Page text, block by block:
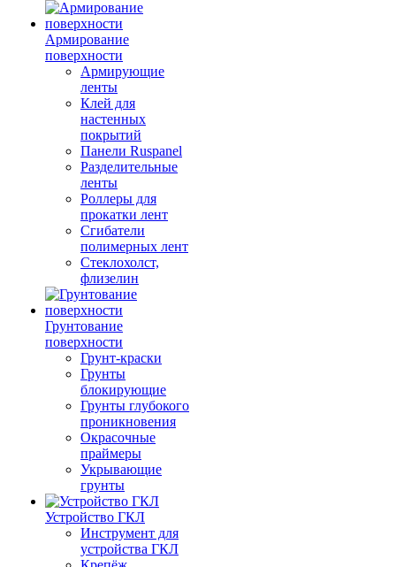
Армирование
поверхности
Армирующие
ленты
Клей для
настенных
покрытий
Панели Ruspanel
Разделительные
ленты
Роллеры для
прокатки лент
Сгибатели
полимерных лент
Стеклохолст,
флизелин
Грунтование
поверхности
Грунт-краски
Грунты
блокирующие
Грунты глубокого
проникновения
Окрасочные
праймеры
Укрывающие
грунты
Устройство ГКЛ
Инструмент для
устройства ГКЛ